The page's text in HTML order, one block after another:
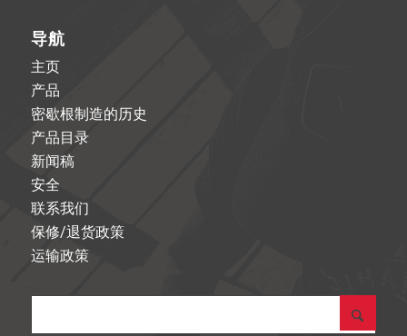
导航
主页
产品
密歇根制造的历史
产品目录
新闻稿
安全
联系我们
保修/退货政策
运输政策